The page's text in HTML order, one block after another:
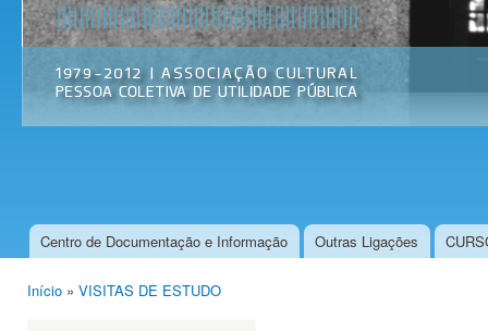
Menu principal
Centro de Documentação e Informação Outras Ligações
Início » VISITAS DE ESTUDO